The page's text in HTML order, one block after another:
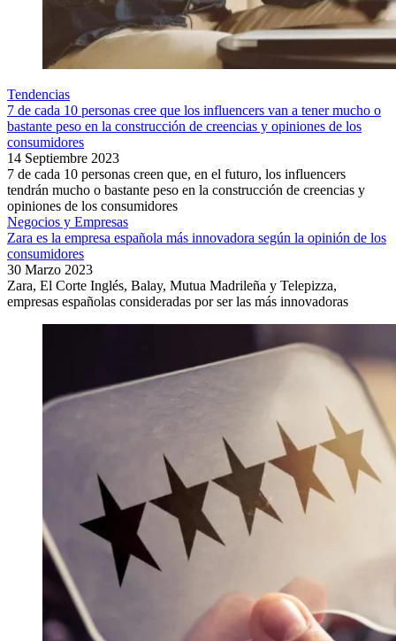
Tendencias
7 de cada 10 personas cree que los influencers van a tener mucho o
bastante peso en la construcción de creencias y opiniones de los
consumidores
14 Septiembre 2023
7 de cada 10 personas creen que, en el futuro, los influencers
tendrán mucho o bastante peso en la construcción de creencias y
opiniones de los consumidores
Negocios y Empresas
Zara es la empresa española más innovadora según la opinión de los
consumidores
30 Marzo 2023
Zara, El Corte Inglés, Balay, Mutua Madrileña y Telepizza,
empresas españolas consideradas por ser las más innovadoras